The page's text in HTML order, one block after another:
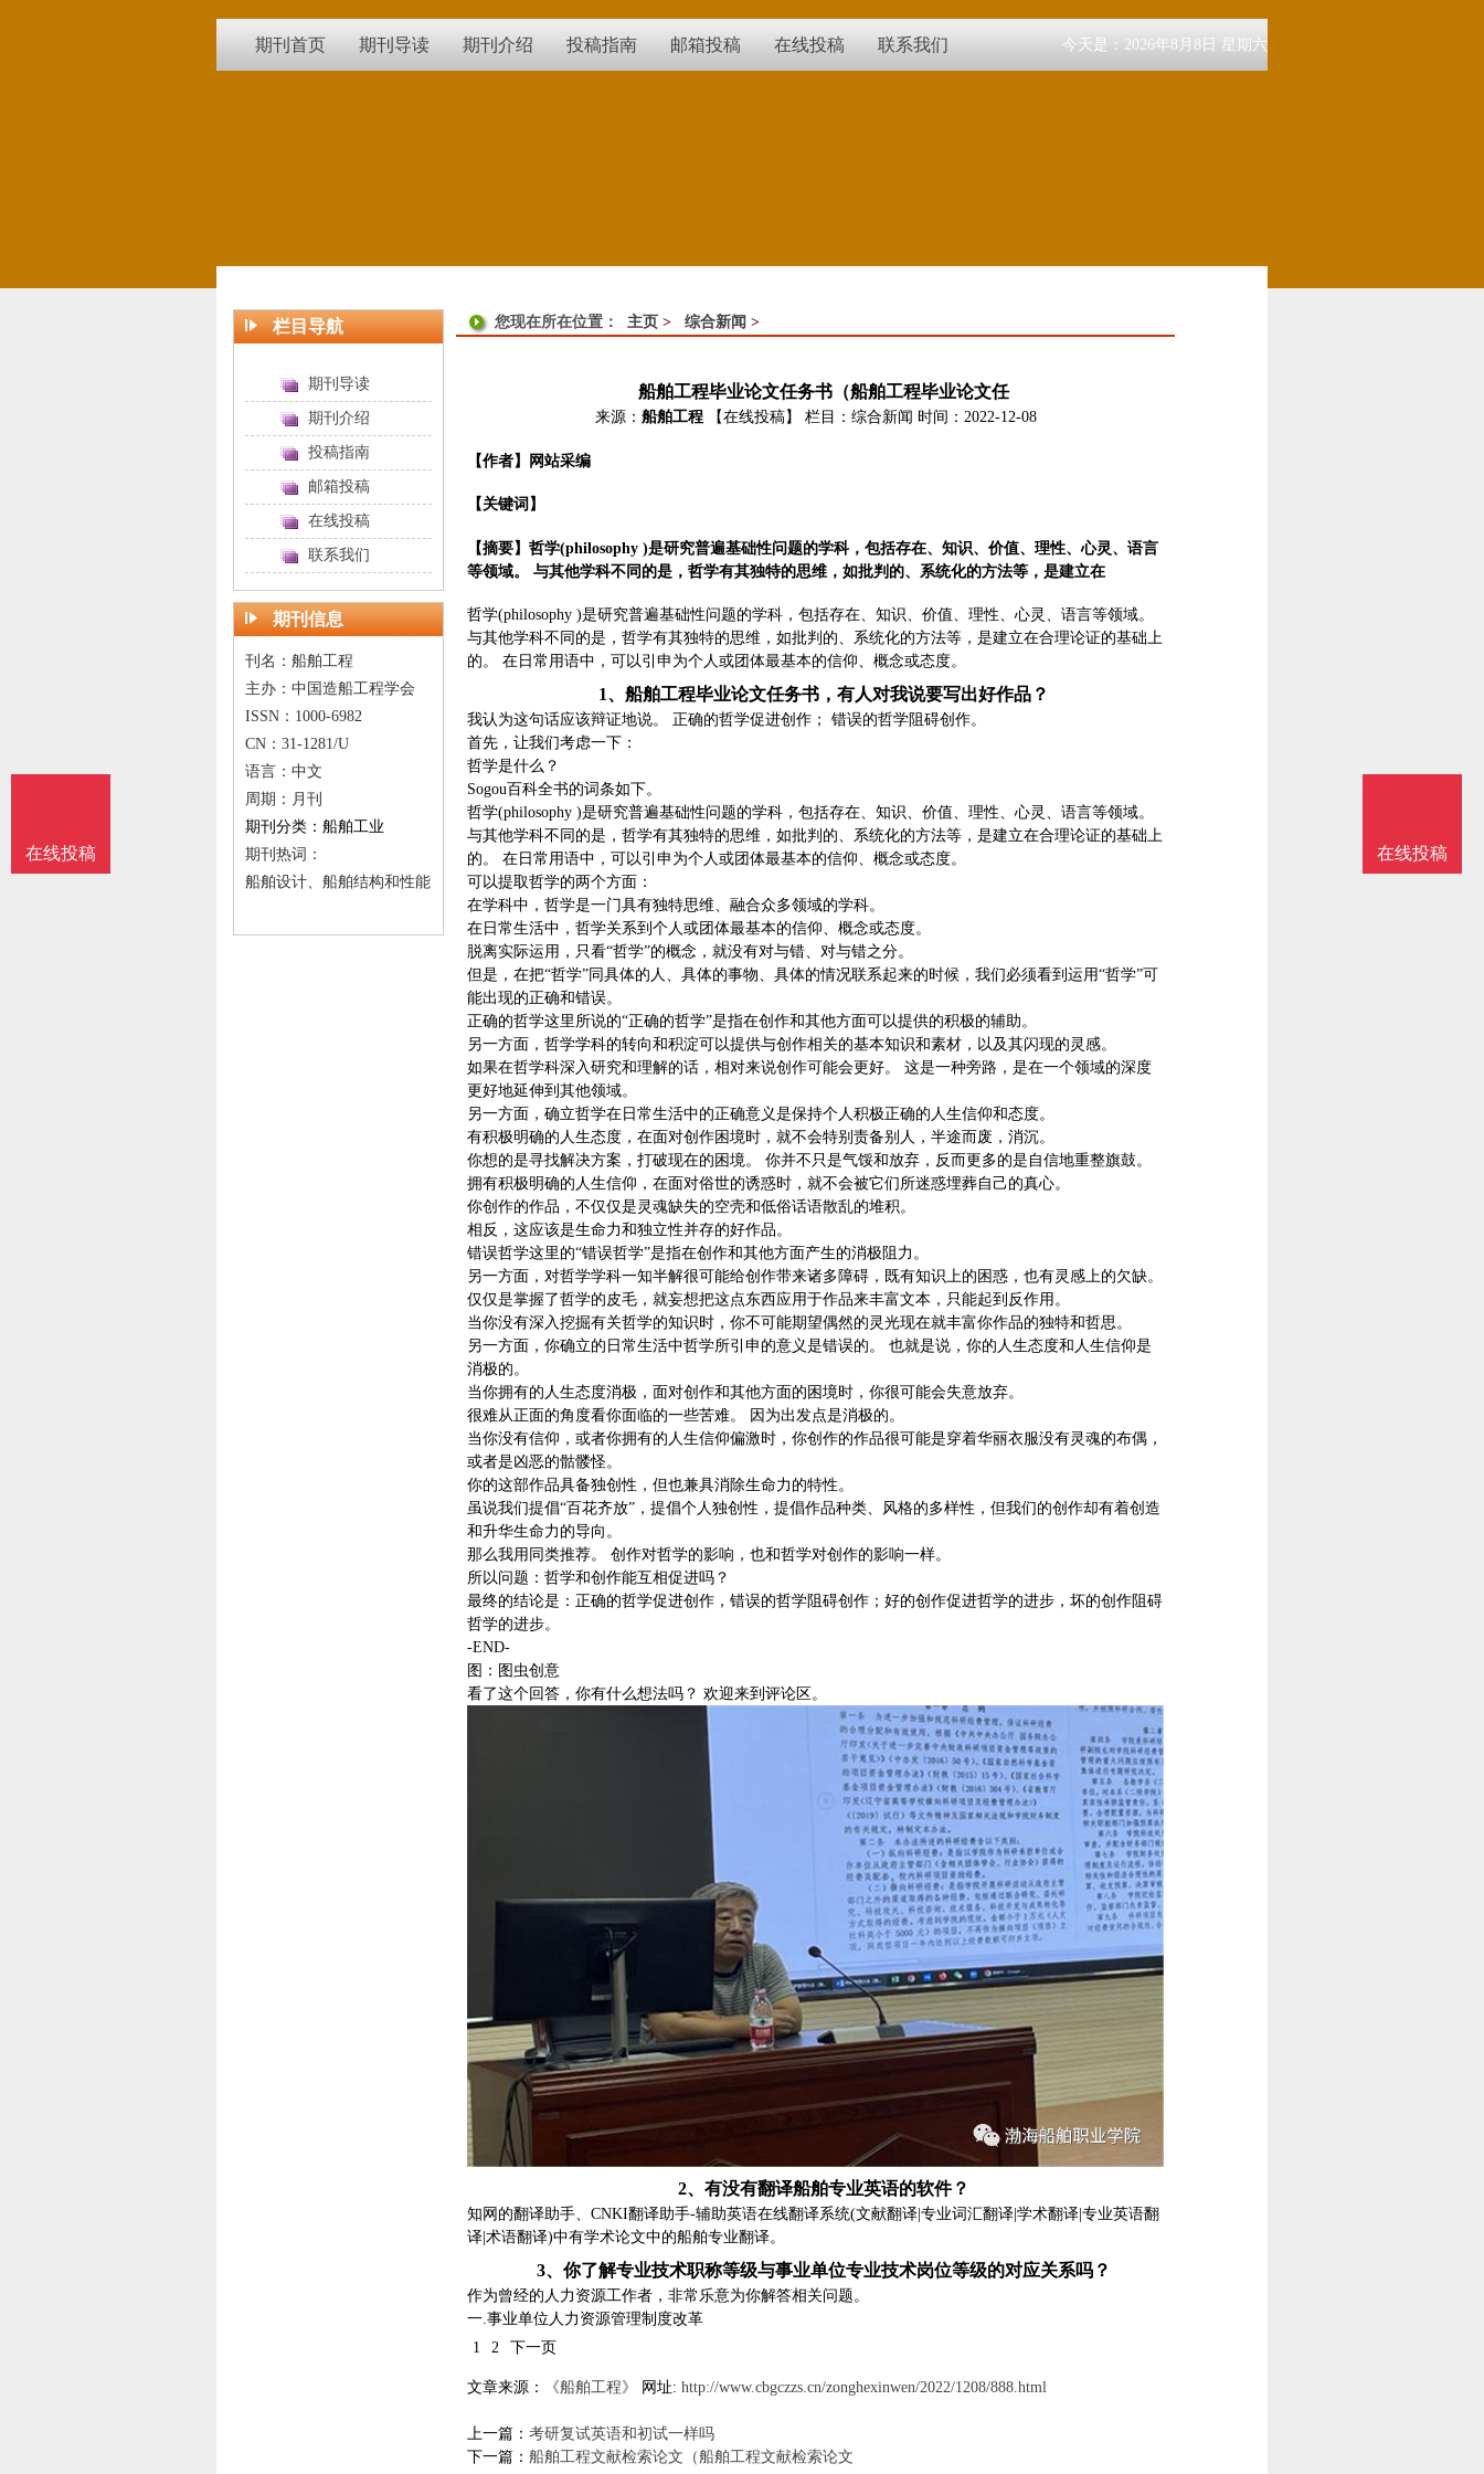
期刊首页 期刊导读 期刊介绍 投稿指南 邮箱投稿 在线投稿 联系我们 今天是：2026年8月8日 星期六
栏目导航
期刊导读
期刊介绍
投稿指南
邮箱投稿
在线投稿
联系我们
期刊信息
刊名：船舶工程
主办：中国造船工程学会
ISSN：1000-6982
CN：31-1281/U
语言：中文
周期：月刊
期刊分类：船舶工业
期刊热词：
船舶设计、船舶结构和性能
您现在所在位置： 主页 > 综合新闻 >
船舶工程毕业论文任务书（船舶工程毕业论文任
来源： 船舶工程 【在线投稿】 栏目： 综合新闻 时间：2022-12-08
【作者】网站采编
【关键词】
【摘要】哲学(philosophy )是研究普遍基础性问题的学科，包括存在、知识、价值、理性、心灵、语言
等领域。 与其他学科不同的是，哲学有其独特的思维，如批判的、系统化的方法等，是建立在
哲学(philosophy )是研究普遍基础性问题的学科，包括存在、知识、价值、理性、心灵、语言等领域。
与其他学科不同的是，哲学有其独特的思维，如批判的、系统化的方法等，是建立在合理论证的基础上
的。 在日常用语中，可以引申为个人或团体最基本的信仰、概念或态度。
1、 船舶工程毕业论文任务书，有人对我说要写出好作品？
我认为这句话应该辩证地说。 正确的哲学促进创作； 错误的哲学阻碍创作。
首先，让我们考虑一下：
哲学是什么？
Sogou百科全书的词条如下。
哲学(philosophy )是研究普遍基础性问题的学科，包括存在、知识、价值、理性、心灵、语言等领域。
与其他学科不同的是，哲学有其独特的思维，如批判的、系统化的方法等，是建立在合理论证的基础上
的。 在日常用语中，可以引申为个人或团体最基本的信仰、概念或态度。
可以提取哲学的两个方面：
在学科中，哲学是一门具有独特思维、融合众多领域的学科。
在日常生活中，哲学关系到个人或团体最基本的信仰、概念或态度。
脱离实际运用，只看“哲学”的概念，就没有对与错、对与错之分。
但是，在把“哲学”同具体的人、具体的事物、具体的情况联系起来的时候，我们必须看到运用“哲学”可
能出现的正确和错误。
正确的哲学这里所说的“正确的哲学”是指在创作和其他方面可以提供的积极的辅助。
另一方面，哲学学科的转向和积淀可以提供与创作相关的基本知识和素材，以及其闪现的灵感。
如果在哲学科深入研究和理解的话，相对来说创作可能会更好。 这是一种旁路，是在一个领域的深度
更好地延伸到其他领域。
另一方面，确立哲学在日常生活中的正确意义是保持个人积极正确的人生信仰和态度。
有积极明确的人生态度，在面对创作困境时，就不会特别责备别人，半途而废，消沉。
你想的是寻找解决方案，打破现在的困境。 你并不只是气馁和放弃，反而更多的是自信地重整旗鼓。
拥有积极明确的人生信仰，在面对俗世的诱惑时，就不会被它们所迷惑埋葬自己的真心。
你创作的作品，不仅仅是灵魂缺失的空壳和低俗话语散乱的堆积。
相反，这应该是生命力和独立性并存的好作品。
错误哲学这里的“错误哲学”是指在创作和其他方面产生的消极阻力。
另一方面，对哲学学科一知半解很可能给创作带来诸多障碍，既有知识上的困惑，也有灵感上的欠缺。
仅仅是掌握了哲学的皮毛，就妄想把这点东西应用于作品来丰富文本，只能起到反作用。
当你没有深入挖掘有关哲学的知识时，你不可能期望偶然的灵光现在就丰富你作品的独特和哲思。
另一方面，你确立的日常生活中哲学所引申的意义是错误的。 也就是说，你的人生态度和人生信仰是
消极的。
当你拥有的人生态度消极，面对创作和其他方面的困境时，你很可能会失意放弃。
很难从正面的角度看你面临的一些苦难。 因为出发点是消极的。
当你没有信仰，或者你拥有的人生信仰偏激时，你创作的作品很可能是穿着华丽衣服没有灵魂的布偶，
或者是凶恶的骷髅怪。
你的这部作品具备独创性，但也兼具消除生命力的特性。
虽说我们提倡“百花齐放”，提倡个人独创性，提倡作品种类、风格的多样性，但我们的创作却有着创造
和升华生命力的导向。
那么我用同类推荐。 创作对哲学的影响，也和哲学对创作的影响一样。
所以问题：哲学和创作能互相促进吗？
最终的结论是：正确的哲学促进创作，错误的哲学阻碍创作；好的创作促进哲学的进步，坏的创作阻碍
哲学的进步。
-END-
图：图虫创意
看了这个回答，你有什么想法吗？ 欢迎来到评论区。
2、 有没有翻译船舶专业英语的软件？
知网的翻译助手、CNKI翻译助手-辅助英语在线翻译系统(文献翻译|专业词汇翻译|学术翻译|专业英语翻
译|术语翻译)中有学术论文中的船舶专业翻译。
3、 你了解专业技术职称等级与事业单位专业技术岗位等级的对应关系吗？
作为曾经的人力资源工作者，非常乐意为你解答相关问题。
一.事业单位人力资源管理制度改革
1
2 下一页
文章来源： 《船舶工程》 网址: http://www.cbgczzs.cn/zonghexinwen/2022/1208/888.html
上一篇： 考研复试英语和初试一样吗
下一篇： 船舶工程文献检索论文（船舶工程文献检索论文
在线投稿
在线投稿